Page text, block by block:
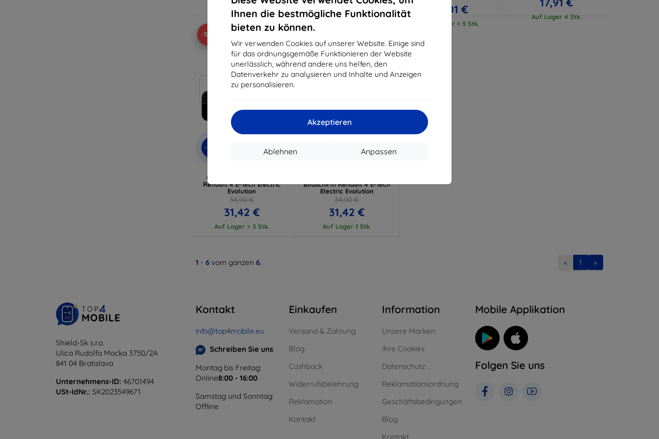
Ihnen die bestmögliche Funktionalität
bieten zu können.
Wir verwenden Cookies auf unserer Website. Einige sind
für das ordnungsgemäße Funktionieren der Website
unerlässlich, während andere uns helfen, den
Datenverkehr zu analysieren und Inhalte und Anzeigen
zu personalisieren.
Akzeptieren
Anpassen
Ablehnen
Auf Lager > 5 Stk. Auf Lager > 5 Stk.
17,01 €
Auf Lager > 5 Stk.
Auf Lager 4 Stk.
-10%
-10% EXTRA10
Cockpit Schutzfolie für
Renault 4 E-Tech Electric
Evolution
34,90 €
31,42 €
Auf Lager > 5 Stk.
Gutschein
Bildschirm Renault 4 E-Tech
Electric Evolution
34,90 €
31,42 €
Auf Lager 1 Stk.
1 - 6 vom ganzen 6. « 1 »
Shield-Sk s.r.o.
Ulica Rudolfa Mocka 3750/2A
841 04 Bratislava
Unternehmens-ID: 46701494
USt-IdNr.: SK2023549671
Kontakt
info@top4mobile.eu
Schreiben Sie uns
Montag bis Freitag:
Online8:00 - 16:00
Samstag und Sonntag:
Offline
Einkaufen
Versand & Zahlung
Blog
Cashback
Widerrufsbelehrung
Reklamation
Kontakt
Information
Unsere Marken
Ihre Cookies
Datenschutz
Reklamationsordnung
Geschäftsbedingungen
Blog
Kontakt
Mobile Applikation
Folgen Sie uns